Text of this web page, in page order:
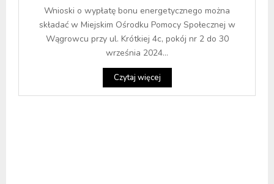
Wnioski o wypłatę bonu energetycznego można
składać w Miejskim Ośrodku Pomocy Społecznej w
Wągrowcu przy ul. Krótkiej 4c, pokój nr 2 do 30
września 2024...
Czytaj więcej